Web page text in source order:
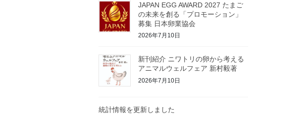
JAPAN EGG AWARD 2027 たまご
の未来を創る「プロモーション」
募集 日本卵業協会
2026年7月10日
新刊紹介 ニワトリの卵から考える
アニマルウェルフェア 新村毅著
2026年7月10日
統計情報を更新しました